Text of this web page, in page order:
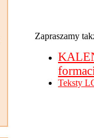
Zapraszamy
Teksty